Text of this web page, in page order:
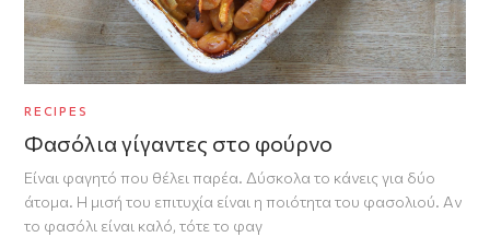
RECIPES
Φασόλια γίγαντες στο φούρνο
Είναι φαγητό που θέλει παρέα. Δύσκολα το κάνεις για δύο
άτομα. Η μισή του επιτυχία είναι η ποιότητα του φασολιού. Αν
το φασόλι είναι καλό, τότε το φαγ